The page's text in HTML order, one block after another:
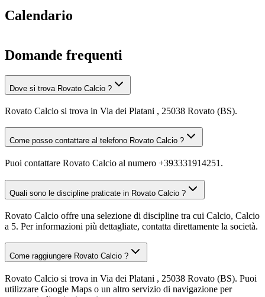
Calendario
Domande frequenti
Dove si trova Rovato Calcio ?
Rovato Calcio si trova in Via dei Platani , 25038 Rovato (BS).
Come posso contattare al telefono Rovato Calcio ?
Puoi contattare Rovato Calcio al numero +393331914251.
Quali sono le discipline praticate in Rovato Calcio ?
Rovato Calcio offre una selezione di discipline tra cui Calcio, Calcio
a 5. Per informazioni più dettagliate, contatta direttamente la società.
Come raggiungere Rovato Calcio ?
Rovato Calcio si trova in Via dei Platani , 25038 Rovato (BS). Puoi
utilizzare Google Maps o un altro servizio di navigazione per